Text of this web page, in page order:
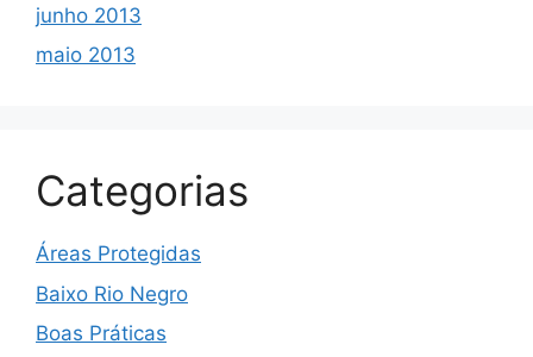
junho 2013
maio 2013
Categorias
Áreas Protegidas
Baixo Rio Negro
Boas Práticas